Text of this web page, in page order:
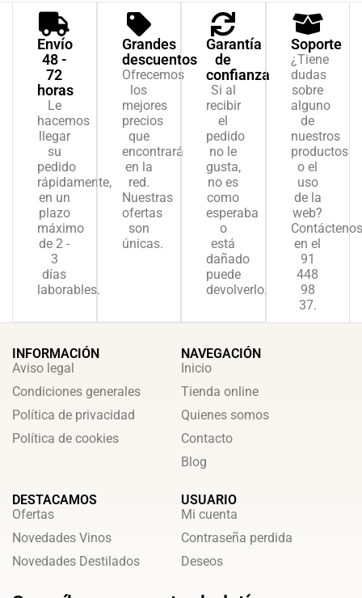
Envío
48 -
72
horas
Le
hacemos
llegar
su
pedido
rápidamente,
en un
plazo
máximo
de 2 -
3
días
laborables.
Grandes
descuentos
Ofrecemos
los
mejores
precios
que
encontrará
en la
red.
Nuestras
ofertas
son
únicas.
Garantía
de
confianza
Si al
recibir
el
pedido
no le
gusta,
no es
como
esperaba
o
está
dañado
puede
devolverlo.
Soporte
¿Tiene
dudas
sobre
alguno
de
nuestros
productos
o el
uso
de la
web?
Contáctenos
en el
91
448
98
37.
INFORMACIÓN
Aviso legal
Condiciones generales
Política de privacidad
Política de cookies
NAVEGACIÓN
Inicio
Tienda online
Quienes somos
Contacto
Blog
DESTACAMOS
Ofertas
Novedades Vinos
Novedades Destilados
USUARIO
Mi cuenta
Contraseña perdida
Deseos